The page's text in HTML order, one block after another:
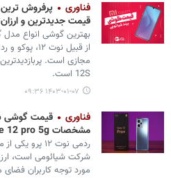
فناوری
پرفروش‌
قیمت جدیدترین و ارزان‌ترین
بهترین گوشی انواع
12S است.
۱۴۰۳-۰۱-۰۷ ۰۹:۳۶
فناوری
مشخصات Redmi note 12 pro 5g (۲۸ اسفند)
ردمی نوت ۱۲
شرکت شیائومی است،
مورد توجه کاربران